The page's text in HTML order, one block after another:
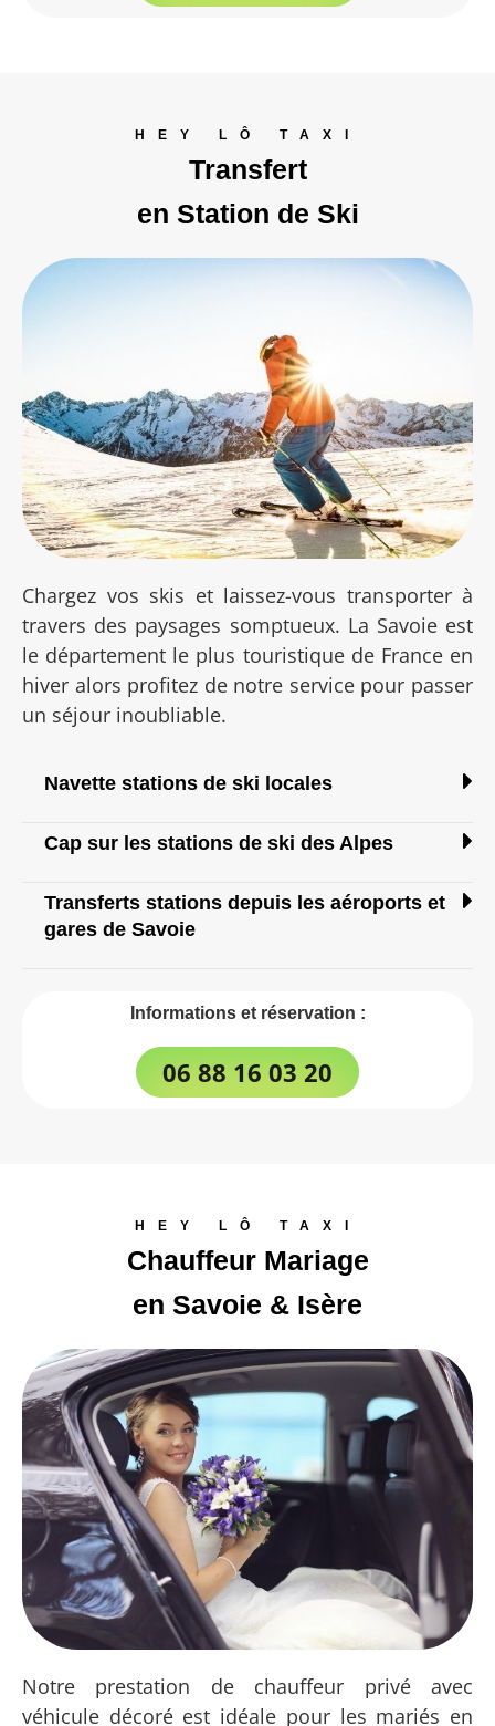
HEY LÔ TAXI
Transfert
en Station de Ski
Chargez vos skis et laissez-vous transporter à
travers des paysages somptueux. La Savoie est
le département le plus touristique de France en
hiver alors profitez de notre service pour passer
un séjour inoubliable.
Navette stations de ski locales
Cap sur les stations de ski des Alpes
Transferts stations depuis les aéroports et
gares de Savoie
Informations et réservation :
06 88 16 03 20
HEY LÔ TAXI
Chauffeur Mariage
en Savoie & Isère
Notre prestation de chauffeur privé avec
véhicule décoré est idéale pour les mariés en